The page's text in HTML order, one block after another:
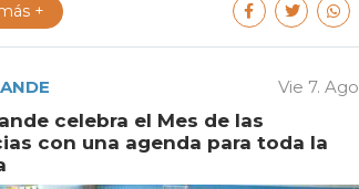
+
Vie 7. Ago
celebra el Mes de las
con una agenda para toda la